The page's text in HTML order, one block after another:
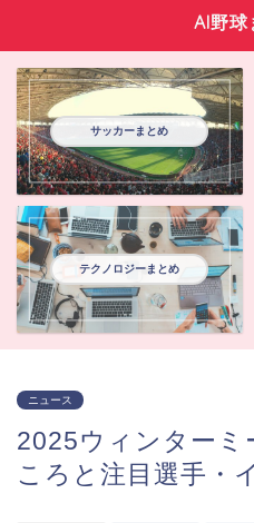
AI野球
サッカーまとめ
テクノロジーまとめ
ニュース
2025ウィンターミ
ころと注目選手・